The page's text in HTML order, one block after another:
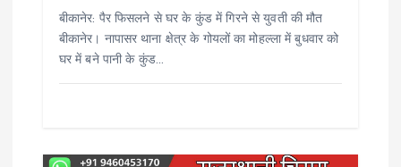
बीकानेर: पैर फिसलने से घर के कुंड में गिरने से युवती की मौत
बीकानेर। नापासर थाना क्षेत्र के गोयलों का मोहल्ला में बुधवार को
घर में बने पानी के कुंड…